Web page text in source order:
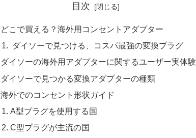
目次
どこで買える？海外用コンセントアダプター
ダイソーで見つける、コスパ最強の変換プラグ
ダイソーの海外用アダプターに関するユーザー実体験
ダイソーで見つかる変換アダプターの種類
海外でのコンセント形状ガイド
A型プラグを使用する国
C型プラグが主流の国